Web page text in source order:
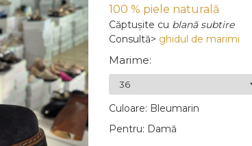
100 % piele naturală
Căptușite cu blană subtire
Consultă> ghidul de marimi
Marime:
Culoare: Bleumarin
Pentru: Damă